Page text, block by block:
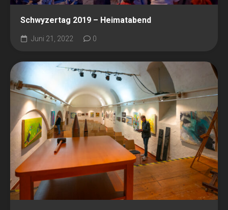
Schwyzertag 2019 – Heimatabend
Juni 21, 2022 0